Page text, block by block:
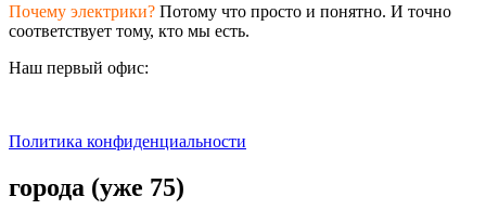
Почему электрики? Потому что просто и понятно. И точно
соответствует тому, кто мы есть.
Наш первый офис:
Политика конфиденциальности
города (уже 75)